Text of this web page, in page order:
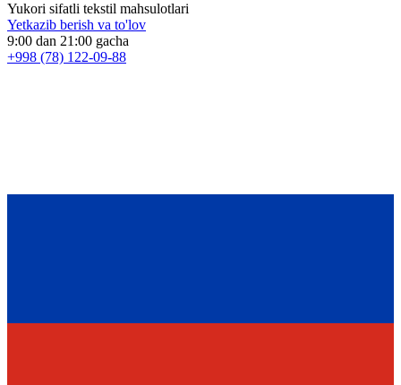
Yukori sifatli tekstil mahsulotlari
Yetkazib berish va to'lov
9:00 dan 21:00 gacha
+998 (78) 122-09-88